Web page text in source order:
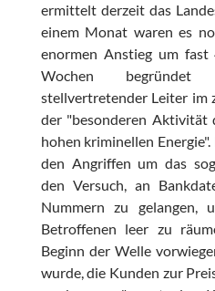
ermittelt derzeit das
einem Monat waren es
enormen Anstieg um
Wochen begründet
stellvertretender Leiter im
der "besonderen Aktivität
hohen kriminellen
den Angriffen um das
den Versuch, an
Nummern zu
Betroffenen leer zu
Beginn der Welle
wurde, die Kunden zur